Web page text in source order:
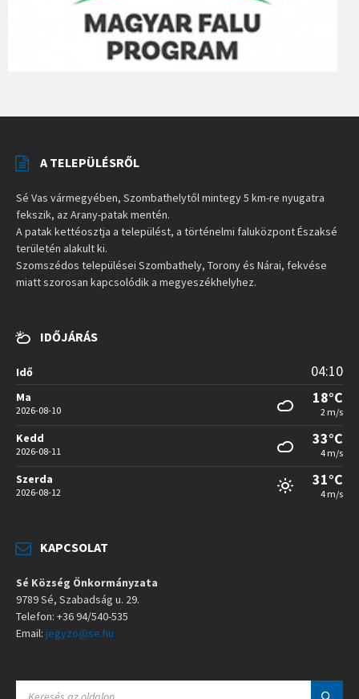
A TELEPÜLÉSRŐL
Sé Vas vármegyében, Szombathelytől mintegy 5 km-re nyugatra
fekszik, az Arany-patak mentén.
A patak kettéosztja a települést, a történelmi faluközpont Északsé
területén alakult ki.
Szomszédos települései Szombathely, Torony és Nárai, fekvése
miatt szorosan kapcsolódik a megyeszékhelyhez.
IDŐJÁRÁS
Idő 04:10
Ma
2026-08-10
18°C
2 m/s
Kedd
2026-08-11
33°C
4 m/s
Szerda
2026-08-12
31°C
4 m/s
KAPCSOLAT
Sé Község Önkormányzata
9789 Sé, Szabadság u. 29.
Telefon: +36 94/540-535
Email: jegyzo@se.hu